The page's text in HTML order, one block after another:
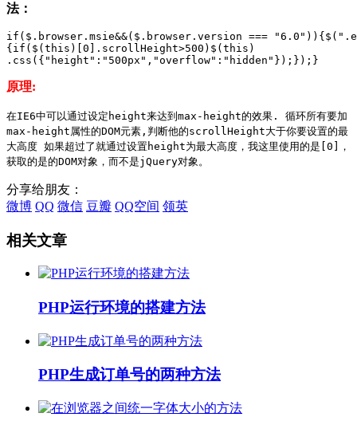
法：
if($.browser.msie&&($.browser.version ===
{if($(this)[0].scrollHeight>500)$(this)
.css({"height":"500px","overflow":"hidden"});});}
原理:
在IE6中可以通过设定height来达到 max-height的效果. 循环所有要加
max-height 属性的DOM元素,判断他的scrollHeight大于你要设置的最
大高度 如果超过了就通过设置height为最大高度 ，我这里使用的是[0]，
获取的是的DOM对象，而不是jQuery对象。
分享给朋友：
微博 QQ 微信 豆瓣 QQ空间 领英
相关文章
PHP运行环境的搭建方法
PHP生成订单号的两种方法